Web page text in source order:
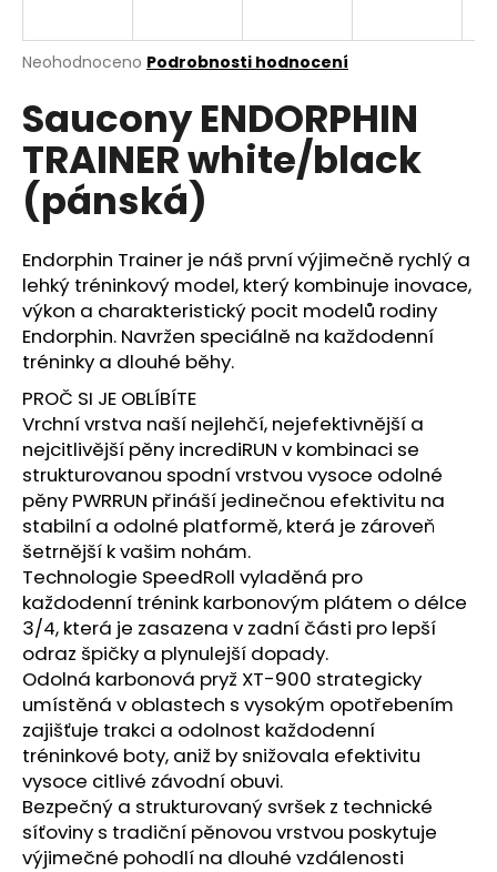
Průměrné
produktu
je
0,0
5
hvězdiček.
Neohodnoceno Podrobnosti hodnocení
Saucony ENDORPHIN
TRAINER white/black
(pánská)
Endorphin Trainer je náš první výjimečně rychlý a
lehký tréninkový model, který kombinuje inovace,
výkon a charakteristický pocit modelů rodiny
Endorphin. Navržen speciálně na každodenní
tréninky a dlouhé běhy.
PROČ SI JE OBLÍBÍTE
Vrchní vrstva naší nejlehčí, nejefektivnější a
nejcitlivější pěny incrediRUN v kombinaci se
strukturovanou spodní vrstvou vysoce odolné
pěny PWRRUN přináší jedinečnou efektivitu na
stabilní a odolné platformě, která je zároveň
šetrnější k vašim nohám.
Technologie SpeedRoll vyladěná pro
každodenní trénink karbonovým plátem o délce
3/4, která je zasazena v zadní části pro lepší
odraz špičky a plynulejší dopady.
Odolná karbonová pryž XT-900 strategicky
umístěná v oblastech s vysokým opotřebením
zajišťuje trakci a odolnost každodenní
tréninkové boty, aniž by snižovala efektivitu
vysoce citlivé závodní obuvi.
Bezpečný a strukturovaný svršek z technické
síťoviny s tradiční pěnovou vrstvou poskytuje
výjimečné pohodlí na dlouhé vzdálenosti
j
t
?
HLEDAT
D
o
p
o
r
u
č
u
j
e
m
e
BOTY
CRAFT
KYPE
PRO
-
ZELENÁ
7
990
Kč